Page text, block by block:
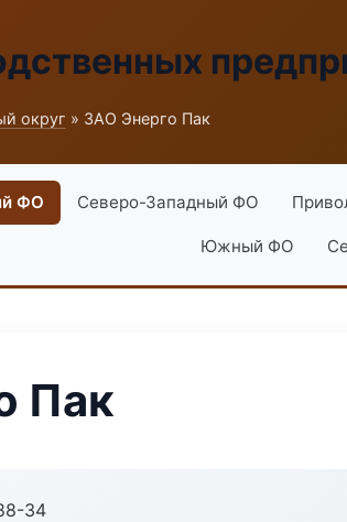
округ » ЗАО Энерго Пак
ФО Северо-Западный ФО
Южный ФО
Пак
34